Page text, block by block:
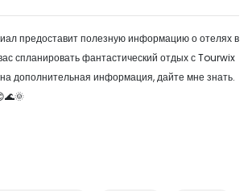
предоставит полезную информацию о отелях в
спланировать фантастический отдых с Tourwix
дополнительная информация, дайте мне знать.